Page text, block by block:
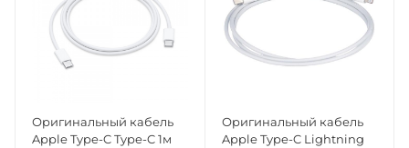
Оригинальный кабель
Apple Type-C Type-C 1м
Оригинальный кабель
Apple Type-C Lightning